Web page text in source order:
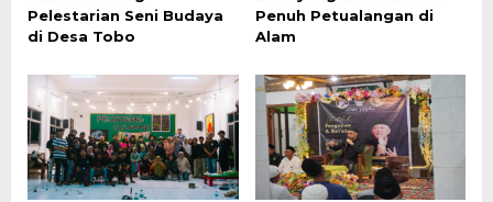
Pelestarian Seni Budaya
di Desa Tobo
Penuh Petualangan di
Alam